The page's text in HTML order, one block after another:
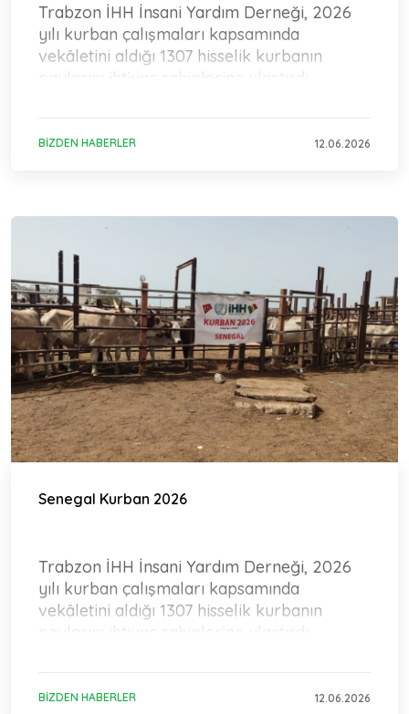
Trabzon İHH İnsani Yardım Derneği, 2026
yılı kurban çalışmaları kapsamında
vekâletini aldığı 1307 hisselik kurbanın
paylarını ihtiyaç sahiplerine ulaştırdı.
BIZDEN HABERLER 12.06.2026
Senegal Kurban 2026
Trabzon İHH İnsani Yardım Derneği, 2026
yılı kurban çalışmaları kapsamında
vekâletini aldığı 1307 hisselik kurbanın
paylarını ihtiyaç sahiplerine ulaştırdı.
BIZDEN HABERLER 12.06.2026